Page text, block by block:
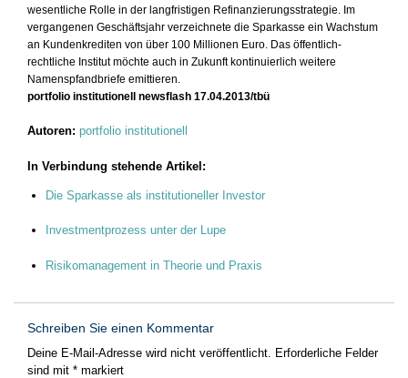
wesentliche Rolle in der langfristigen Refinanzierungsstrategie. Im
vergangenen Geschäftsjahr verzeichnete die Sparkasse ein Wachstum
an Kundenkrediten von über 100 Millionen Euro. Das öffentlich-
rechtliche Institut möchte auch in Zukunft kontinuierlich weitere
Namenspfandbriefe emittieren.
portfolio institutionell newsflash 17.04.2013/tbü
Autoren: portfolio institutionell
In Verbindung stehende Artikel:
Die Sparkasse als institutioneller Investor
Investmentprozess unter der Lupe
Risikomanagement in Theorie und Praxis
Schreiben Sie einen Kommentar
Deine E-Mail-Adresse wird nicht veröffentlicht. Erforderliche Felder
sind mit * markiert